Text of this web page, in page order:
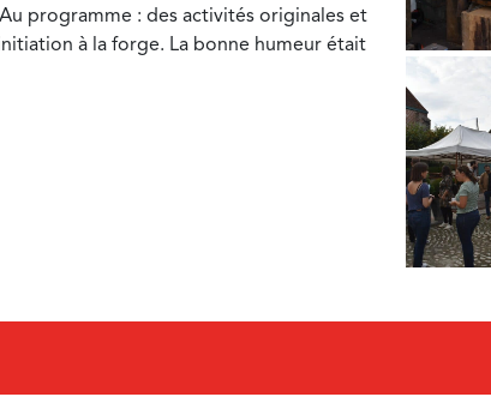
programme : des activités originales et
à la forge. La bonne humeur était